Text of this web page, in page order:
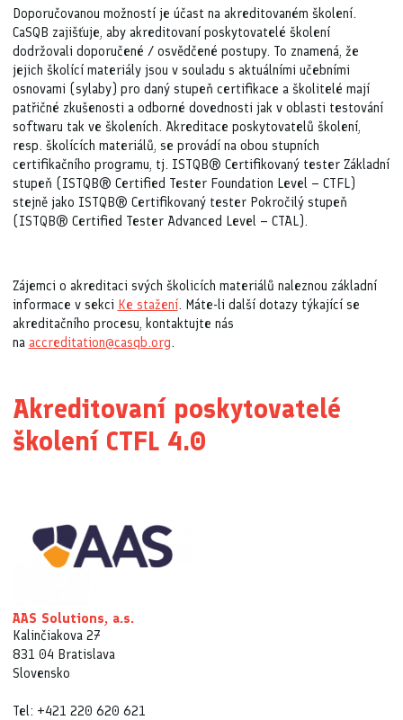
Doporučovanou možností je účast na akreditovaném školení.
CaSQB zajišťuje, aby akreditovaní poskytovatelé školení
dodržovali doporučené / osvědčené postupy. To znamená, že
jejich školící materiály jsou v souladu s aktuálními učebními
osnovami (sylaby) pro daný stupeň certifikace a školitelé mají
patřičné zkušenosti a odborné dovednosti jak v oblasti testování
softwaru tak ve školeních. Akreditace poskytovatelů školení,
resp. školících materiálů, se provádí na obou stupních
certifikačního programu, tj. ISTQB® Certifikovaný tester Základní
stupeň (ISTQB® Certified Tester Foundation Level – CTFL)
stejně jako ISTQB® Certifikovaný tester Pokročilý stupeň
(ISTQB® Certified Tester Advanced Level – CTAL).
Zájemci o akreditaci svých školicích materiálů naleznou základní
informace v sekci Ke stažení. Máte-li další dotazy týkající se
akreditačního procesu, kontaktujte nás
na accreditation@casqb.org.
Akreditovaní poskytovatelé
školení CTFL 4.0
AAS Solutions, a.s.
Kalinčiakova 27
831 04 Bratislava
Slovensko
Tel: +421 220 620 621